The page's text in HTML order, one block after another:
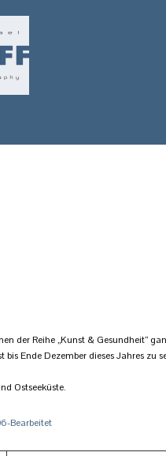
der Reihe „Kunst & Gesundheit“
Ende Dezember dieses Jahres zu
Ostseeküste.